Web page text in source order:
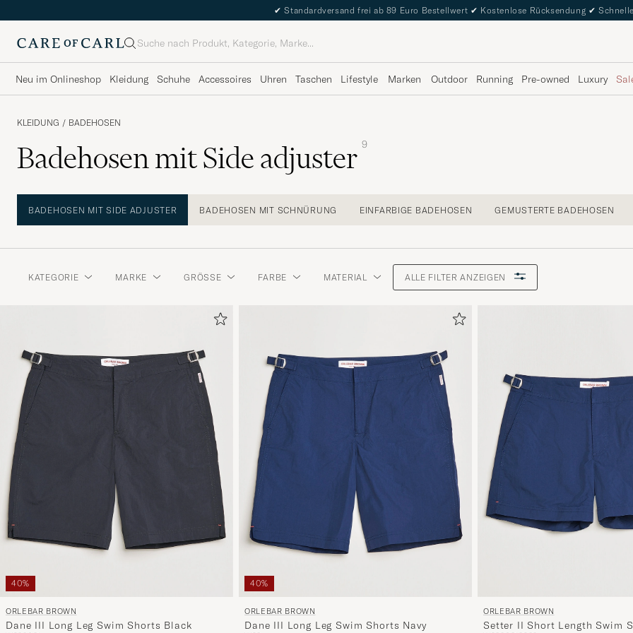
✔ Standardversand frei ab 89 Euro Bestellwert ✔ Kostenlose Rücksendung ✔
Suche
Neu im Onlineshop Kleidung Schuhe Accessoires Uhren Taschen Lifestyle Marken Outdoor Running Pre-owned Luxury
KLEIDUNG / BADEHOSEN
Badehosen mit Side adjuster 9
BADEHOSEN MIT SIDE ADJUSTER BADEHOSEN MIT SCHNÜRUNG EINFARBIGE BADEHOSEN GEMUSTERTE BADEHOSEN
KATEGORIE MARKE GRÖSSE FARBE MATERIAL ALLE FILTER ANZEIGEN
40%
ORLEBAR BROWN
Dane III Long Leg Swim Shorts Black
40%
ORLEBAR BROWN
Dane III Long Leg Swim Shorts Navy
ORLEBAR BROWN
Setter II Short Length Swim